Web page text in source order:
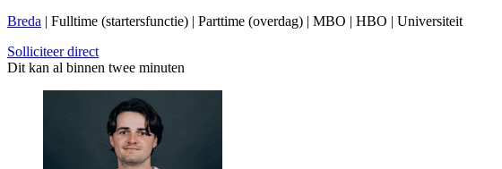
Breda | Fulltime (startersfunctie) | Parttime (overdag) | MBO | HBO | Universiteit
Solliciteer direct
Dit kan al binnen twee minuten